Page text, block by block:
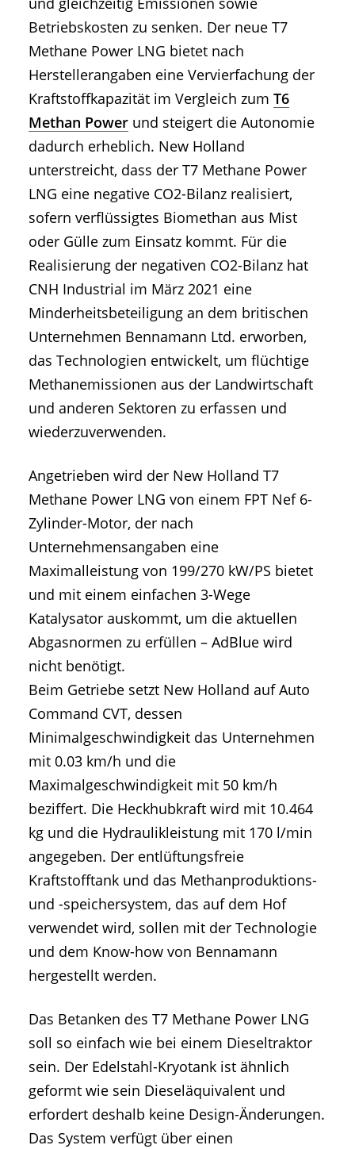
Betriebskosten zu senken. Der neue T7
Methane Power LNG bietet nach
Herstellerangaben eine Vervierfachung der
Kraftstoffkapazität im Vergleich zum T6
Methan Power und steigert die Autonomie
dadurch erheblich. New Holland
unterstreicht, dass der T7 Methane Power
LNG eine negative CO2-Bilanz realisiert,
sofern verflüssigtes Biomethan aus Mist
oder Gülle zum Einsatz kommt. Für die
Realisierung der negativen CO2-Bilanz hat
CNH Industrial im März 2021 eine
Minderheitsbeteiligung an dem britischen
Unternehmen Bennamann Ltd. erworben,
das Technologien entwickelt, um flüchtige
Methanemissionen aus der Landwirtschaft
und anderen Sektoren zu erfassen und
wiederzuverwenden.
Angetrieben wird der New Holland T7
Methane Power LNG von einem FPT Nef 6-
Zylinder-Motor, der nach
Unternehmensangaben eine
Maximalleistung von 199/270 kW/PS bietet
und mit einem einfachen 3-Wege
Katalysator auskommt, um die aktuellen
Abgasnormen zu erfüllen – AdBlue wird
nicht benötigt.
Beim Getriebe setzt New Holland auf Auto
Command CVT, dessen
Minimalgeschwindigkeit das Unternehmen
mit 0.03 km/h und die
Maximalgeschwindigkeit mit 50 km/h
beziffert. Die Heckhubkraft wird mit 10.464
kg und die Hydraulikleistung mit 170 l/min
angegeben. Der entlüftungsfreie
Kraftstofftank und das Methanproduktions-
und -speichersystem, das auf dem Hof
verwendet wird, sollen mit der Technologie
und dem Know-how von Bennamann
hergestellt werden.
Das Betanken des T7 Methane Power LNG
soll so einfach wie bei einem Dieseltraktor
sein. Der Edelstahl-Kryotank ist ähnlich
geformt wie sein Dieseläquivalent und
erfordert deshalb keine Design-Änderungen.
Das System verfügt über einen